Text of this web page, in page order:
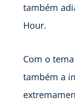
também
Hour.
Com o
também a